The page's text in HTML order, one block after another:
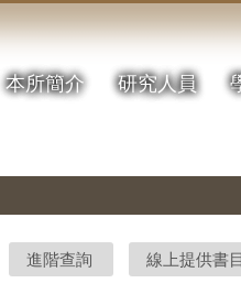
本所簡介 研究人員
進階查詢 線上提供書目